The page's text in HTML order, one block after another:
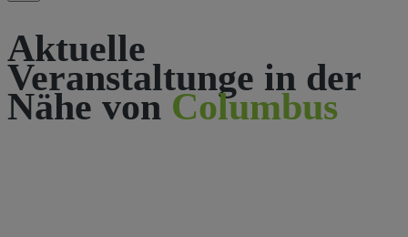
Aktuelle
Veranstaltunge in der
Nähe von Columbus